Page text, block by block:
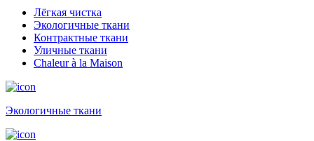
Лёгкая чистка
Экологичные ткани
Контрактные ткани
Уличные ткани
Сhaleur à la Maison
Экологичные ткани